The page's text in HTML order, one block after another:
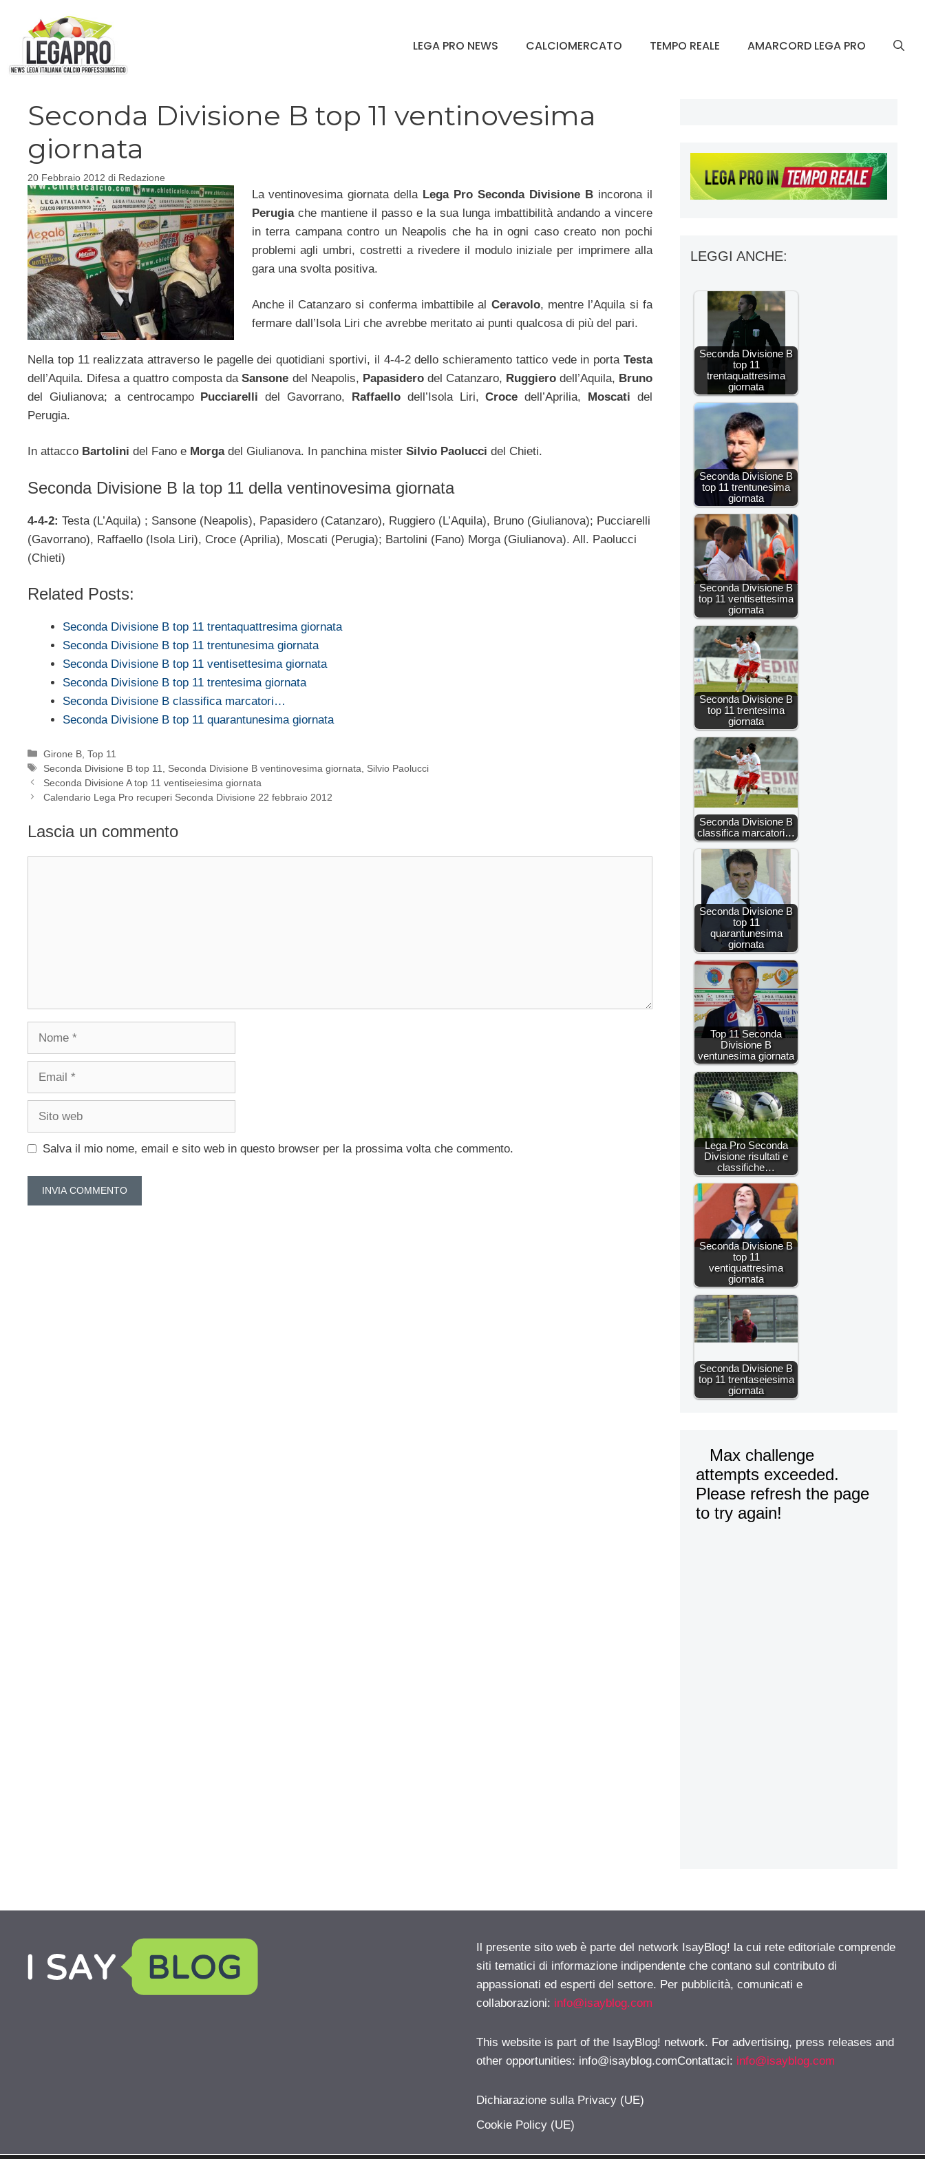
contenuto
LEGA PRO NEWS CALCIOMERCATO TEMPO REALE AMARCORD LEGA PRO
Seconda Divisione B top 11 ventinovesima
giornata
20 Febbraio 2012 di Redazione
La ventinovesima giornata della Lega Pro Seconda Divisione B incorona il
Perugiache mantiene il passo e la sua lunga imbattibilità andando a vincere
in terra campana contro un Neapolis che ha in ogni caso creato non pochi
problemi agli umbri, costretti a rivedere il modulo iniziale per imprimere alla
gara una svolta positiva.
Anche il Catanzaro si conferma imbattibile al Ceravolo, mentre l’Aquila si fa
fermare dall’Isola Liri che avrebbe meritato ai punti qualcosa di più del pari.
Nella top 11 realizzata attraverso le pagelle dei quotidiani sportivi, il 4-4-2 dello schieramento tattico vede in porta Testa
dell’Aquila. Difesa a quattro composta daSansone del Neapolis, Papasiderodel Catanzaro, Ruggierodell’Aquila, Bruno
del Giulianova; a centrocampo Pucciarelli del Gavorrano, Raffaellodell’Isola Liri,Croce dell’Aprilia, Moscati del
Perugia.
In attacco Bartolini del Fano e Morgadel Giulianova. In panchina mister Silvio Paolucci del Chieti.
Seconda Divisione B la top 11 della ventinovesima giornata
4-4-2: Testa (L’Aquila) ; Sansone (Neapolis), Papasidero (Catanzaro), Ruggiero (L’Aquila), Bruno (Giulianova); Pucciarelli
(Gavorrano), Raffaello (Isola Liri), Croce (Aprilia), Moscati (Perugia); Bartolini (Fano) Morga (Giulianova). All. Paolucci
(Chieti)
Related Posts:
Seconda Divisione B top 11 trentaquattresima giornata
Seconda Divisione B top 11 trentunesima giornata
Seconda Divisione B top 11 ventisettesima giornata
Seconda Divisione B top 11 trentesima giornata
Seconda Divisione B classifica marcatori…
Seconda Divisione B top 11 quarantunesima giornata
Categorie
Girone B ,Top 11
Tag
Seconda Divisione B top 11 Seconda Divisione B ventinovesima giornata
Silvio Paolucci
Seconda Divisione A top 11 ventiseiesima giornata
Calendario Lega Pro recuperi Seconda Divisione 22 febbraio 2012
Lascia un commento
Nome
Email
Sito
Salva il mio nome, email e sito web in questo browser per la prossima volta che commento.
LEGGI ANCHE:
Seconda Divisione B
top 11
trentaquattresima
giornata
Seconda Divisione B
top 11 trentunesima
giornata
Seconda Divisione B
top 11 ventisettesima
giornata
Seconda Divisione B
top 11 trentesima
giornata
Seconda Divisione B
classifica marcatori…
Seconda Divisione B
top 11
quarantunesima
giornata
Top 11 Seconda
Divisione B
ventunesima giornata
Lega Pro Seconda
Divisione risultati e
classifiche…
Seconda Divisione B
top 11
ventiquattresima
giornata
Seconda Divisione B
top 11 trentaseiesima
giornata
Il presente sito web è parte del network IsayBlog! la cui rete editoriale comprende
siti tematici di informazione indipendente che contano sul contributo di
appassionati ed esperti del settore. Per pubblicità, comunicati e
collaborazioni: info@isayblog.com
This website is part of the IsayBlog! network. For advertising, press releases and
other opportunities: info@isayblog.comContattaci: info@isayblog.com
Dichiarazione sulla Privacy (UE)
Cookie Policy (UE)